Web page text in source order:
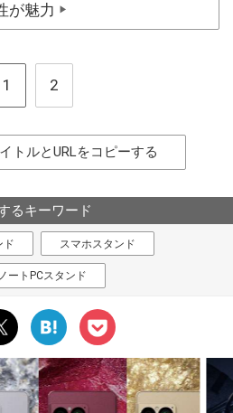
が魅力
▶
1 2
トルとURLをコピーする
るキーワード
ド スマホスタンド
ノートPCスタンド